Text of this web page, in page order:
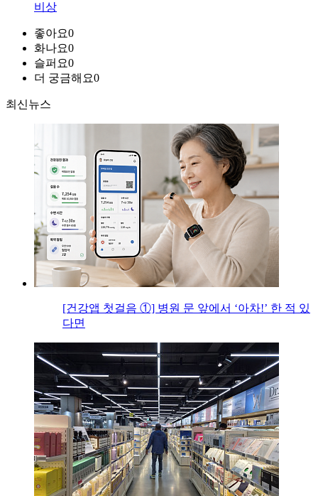
비상
좋아요0
화나요0
슬퍼요0
더 궁금해요0
최신뉴스
[건강앱 첫걸음 ①] 병원 문 앞에서 ‘아차!’ 한 적 있
다면